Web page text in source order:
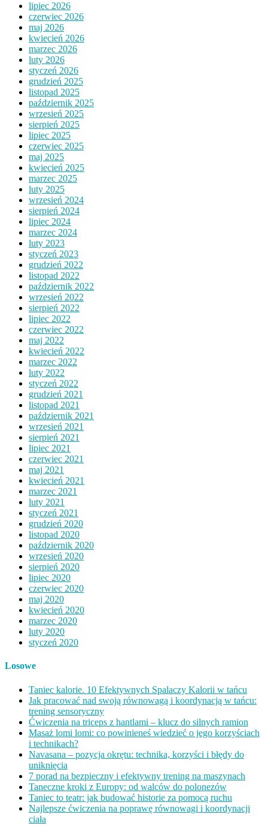
lipiec 2026
czerwiec 2026
maj 2026
kwiecień 2026
marzec 2026
luty 2026
styczeń 2026
grudzień 2025
listopad 2025
październik 2025
wrzesień 2025
sierpień 2025
lipiec 2025
czerwiec 2025
maj 2025
kwiecień 2025
marzec 2025
luty 2025
wrzesień 2024
sierpień 2024
lipiec 2024
marzec 2024
luty 2023
styczeń 2023
grudzień 2022
listopad 2022
październik 2022
wrzesień 2022
sierpień 2022
lipiec 2022
czerwiec 2022
maj 2022
kwiecień 2022
marzec 2022
luty 2022
styczeń 2022
grudzień 2021
listopad 2021
październik 2021
wrzesień 2021
sierpień 2021
lipiec 2021
czerwiec 2021
maj 2021
kwiecień 2021
marzec 2021
luty 2021
styczeń 2021
grudzień 2020
listopad 2020
październik 2020
wrzesień 2020
sierpień 2020
lipiec 2020
czerwiec 2020
maj 2020
kwiecień 2020
marzec 2020
luty 2020
styczeń 2020
Losowe
Taniec kalorie. 10 Efektywnych Spalaczy Kalorii w tańcu
Jak pracować nad swoją równowagą i koordynacją w tańcu:
trening sensoryczny
Ćwiczenia na triceps z hantlami – klucz do silnych ramion
Masaż lomi lomi: co powinieneś wiedzieć o jego korzyściach
i technikach?
Navasana – pozycja okrętu: technika, korzyści i błędy do
uniknięcia
7 porad na bezpieczny i efektywny trening na maszynach
Taneczne kroki z Europy: od walców do polonezów
Taniec to teatr: jak budować historie za pomocą ruchu
Najlepsze ćwiczenia na poprawę równowagi i koordynacji
ciała